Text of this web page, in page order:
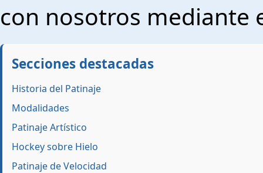
con nosotros
Secciones destacadas
Historia del Patinaje
Modalidades
Patinaje Artístico
Hockey sobre Hielo
Patinaje de Velocidad